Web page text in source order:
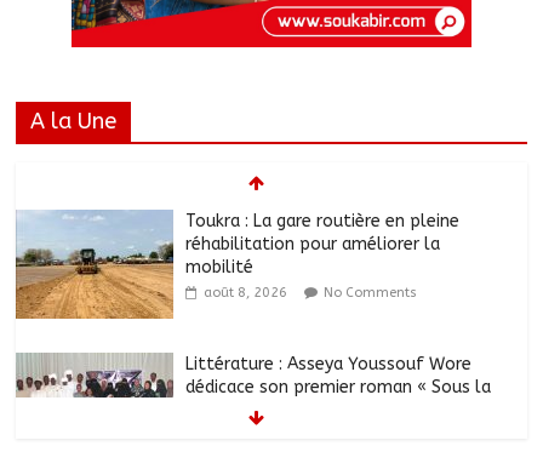
A la Une
Toukra : La gare routière en pleine
réhabilitation pour améliorer la
mobilité
août 8, 2026 No Comments
Littérature : Asseya Youssouf Wore
dédicace son premier roman « Sous la
lumière de ma foi »